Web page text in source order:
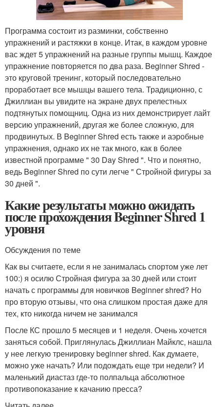
Программа состоит из разминки, собственно
упражнений и растяжки в конце. Итак, в каждом уровне
вас ждет 5 упражнений на разные группы мышц. Каждое
упражнение повторяется по два раза. Beginner Shred -
это круговой тренинг, который последовательно
проработает все мышцы вашего тела. Традиционно, с
Джиллиан вы увидите на экране двух прелестных
подтянутых помощниц. Одна из них демонстрирует лайт
версию упражнений, другая же более сложную, для
продвинутых. В Beginner Shred есть также и аэробные
упражнения, однако их не так много, как в более
известной программе " 30 Day Shred ". Что и понятно,
ведь Beginner Shred по сути легче " Стройной фигуры за
30 дней ".
Какие результаты можно ожидать
после прохождения Beginner Shred 1
уровня
Обсуждения по теме
Как вы считаете, если я не занималась спортом уже лет
100:) я осилю Стройная фигура за 30 дней или стоит
начать с программы для новичков Beginner shred? Но
про вторую отзывы, что она слишком простая даже для
тех, кто никогда ничем не занимался
После КС прошло 5 месяцев и 1 неделя. Очень хочется
заняться собой. Приглянулась Джиллиан Майклс, нашла
у нее легкую тренировку beginner shred. Как думаете,
можно уже начать? Или подождать еще три недели? И
маленький диастаз где-то полпальца абсолютное
противопоказание к качанию пресса?